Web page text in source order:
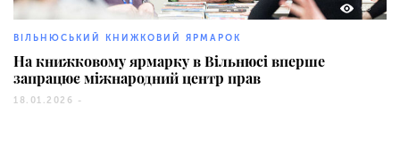
69
ВІЛЬНЮСЬКИЙ КНИЖКОВИЙ ЯРМАРОК
На книжковому ярмарку в Вільнюсі вперше
запрацює міжнародний центр прав
18.01.2026 -